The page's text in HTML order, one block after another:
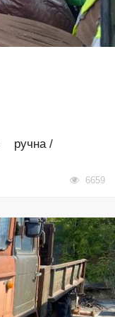
ручна /
6659